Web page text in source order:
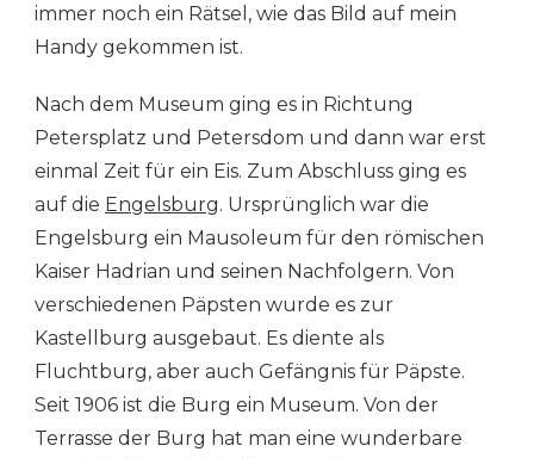
immer noch ein Rätsel, wie das Bild auf mein
Handy gekommen ist.
Nach dem Museum ging es in Richtung
Petersplatz und Petersdom und dann war erst
einmal Zeit für ein Eis. Zum Abschluss ging es
auf die Engelsburg. Ursprünglich war die
Engelsburg ein Mausoleum für den römischen
Kaiser Hadrian und seinen Nachfolgern. Von
verschiedenen Päpsten wurde es zur
Kastellburg ausgebaut. Es diente als
Fluchtburg, aber auch Gefängnis für Päpste.
Seit 1906 ist die Burg ein Museum. Von der
Terrasse der Burg hat man eine wunderbare